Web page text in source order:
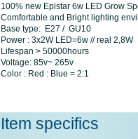
100% new Epistar 6w LED Grow
Comfortable and Bright lighting
Base type: E27 / GU10
Power : 3x2W
Lifespan > 50000hours
Voltage: 85v~ 265v
Color : Red : Blue = 2:1
Item specifics